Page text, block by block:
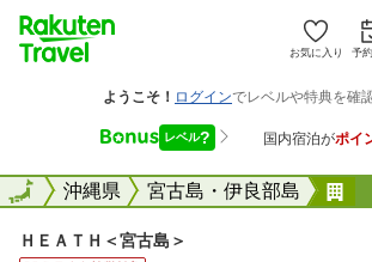
お気に入り 予
全国沖縄県 宮古島・伊良部島
全国
ＨＥＡＴＨ＜宮古島＞